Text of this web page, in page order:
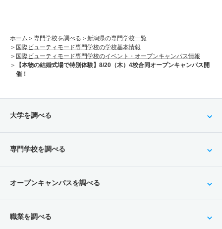
ホーム 専門学校を調べる
新潟県の専門学校一覧
国際ビューティモード専門学校の学校基本情報
国際ビューティモード専門学校のイベント・オープンキャンパス情報
【本物の結婚式場で特別体験】8/20（木）4校合同オープンキャンパス開
催！
大学を調べる
専門学校を調べる
オープンキャンパスを調べる
職業を調べる